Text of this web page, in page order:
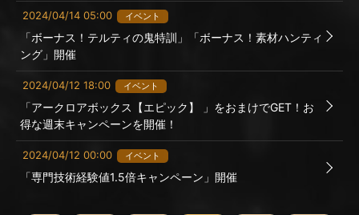
2024/04/14 05:00 イベント
「ボーナス！テルティの鬼特訓」「ボーナス！素材ハンティ
ング」開催
2024/04/12 18:00 イベント
「アークロアボックス【エピック】 」をおまけでGET！お
得な週末キャンペーンを開催！
2024/04/12 00:00 イベント
「専門技術経験値1.5倍キャンペーン」開催